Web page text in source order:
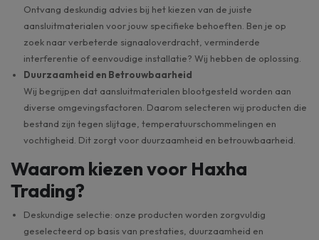
Ontvang deskundig advies bij het kiezen van de juiste
aansluitmaterialen voor jouw specifieke behoeften. Ben je op
zoek naar verbeterde signaaloverdracht, verminderde
interferentie of eenvoudige installatie? Wij hebben de oplossing.
Duurzaamheid en Betrouwbaarheid
Wij begrijpen dat aansluitmaterialen blootgesteld worden aan
diverse omgevingsfactoren. Daarom selecteren wij producten die
bestand zijn tegen slijtage, temperatuurschommelingen en
vochtigheid. Dit zorgt voor duurzaamheid en betrouwbaarheid.
Waarom kiezen voor Haxha
Trading?
Deskundige selectie: onze producten worden zorgvuldig
geselecteerd op basis van prestaties, duurzaamheid en